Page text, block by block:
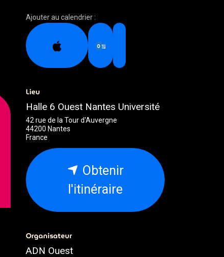
Ajouter au calendrier :
Lieu
Halle 6 Ouest Nantes Université
42 rue de la Tour d'Auvergne
44200 Nantes
France
Obtenir
l'itinéraire
Organisateur
ADN Ouest